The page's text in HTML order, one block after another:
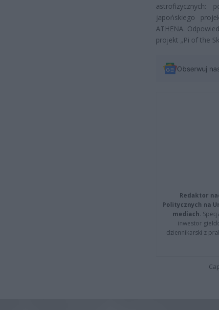
astrofizycznych:
japońskiego
ATHENA.
projekt „Pi of the
Obserwuj
Redaktor
Politycznych na
mediach.
inwestor
dziennikarski z